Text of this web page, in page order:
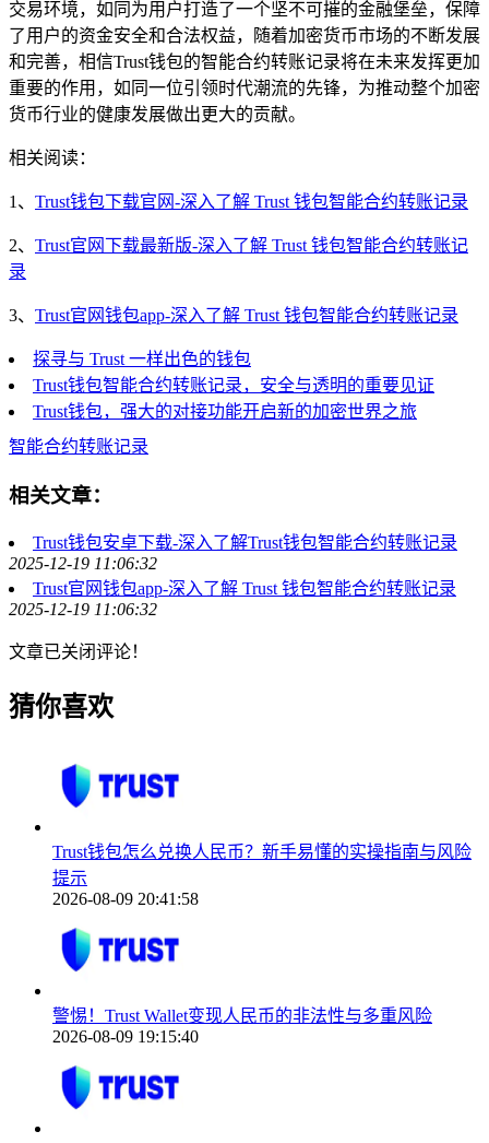
交易环境，如同为用户打造了一个坚不可摧的金融堡垒，保障
了用户的资金安全和合法权益，随着加密货币市场的不断发展
和完善，相信Trust钱包的智能合约转账记录将在未来发挥更加
重要的作用，如同一位引领时代潮流的先锋，为推动整个加密
货币行业的健康发展做出更大的贡献。
相关阅读：
1、 Trust钱包下载官网-深入了解 Trust 钱包智能合约转账记录
2、 Trust官网下载最新版-深入了解 Trust 钱包智能合约转账记
录
3、 Trust官网钱包app-深入了解 Trust 钱包智能合约转账记录
探寻与 Trust 一样出色的钱包
Trust钱包智能合约转账记录，安全与透明的重要见证
Trust钱包，强大的对接功能开启新的加密世界之旅
智能合约转账记录
相关文章：
Trust钱包安卓下载-深入了解Trust钱包智能合约转账记录
2025-12-19 11:06:32
Trust官网钱包app-深入了解 Trust 钱包智能合约转账记录
2025-12-19 11:06:32
文章已关闭评论！
猜你喜欢
Trust钱包怎么兑换人民币？新手易懂的实操指南与风险
提示
2026-08-09 20:41:58
警惕！Trust Wallet变现人民币的非法性与多重风险
2026-08-09 19:15:40